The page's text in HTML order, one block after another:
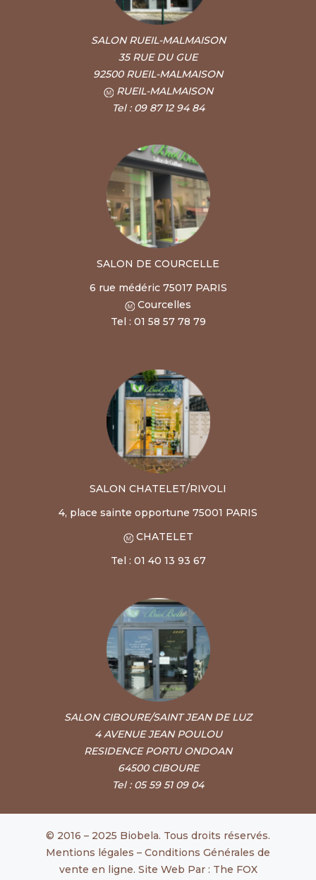
SALON RUEIL-MALMAISON
35 RUE DU GUE
92500 RUEIL-MALMAISON
RUEIL-MALMAISON
Tel : 09 87 12 94 84
SALON DE COURCELLE
6 rue médéric 75017 PARIS
Courcelles
Tel : 01 58 57 78 79
SALON CHATELET/RIVOLI
4, place sainte opportune 75001 PARIS
CHATELET
Tel : 01 40 13 93 67
SALON CIBOURE/SAINT JEAN DE LUZ
4 AVENUE JEAN POULOU
RESIDENCE PORTU ONDOAN
64500 CIBOURE
Tel : 05 59 51 09 04
© 2016 – 2025 Biobela. Tous droits réservés.
Mentions légales – Conditions Générales de
vente en ligne. Site Web Par : The FOX